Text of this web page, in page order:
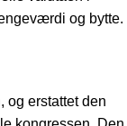
og bytte.
og erstattet den